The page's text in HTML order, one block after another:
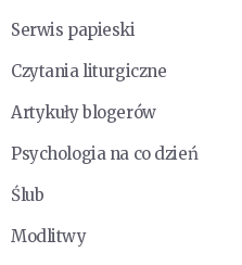
Serwis papieski
Czytania liturgiczne
Artykuły blogerów
Psychologia na co dzień
Ślub
Modlitwy